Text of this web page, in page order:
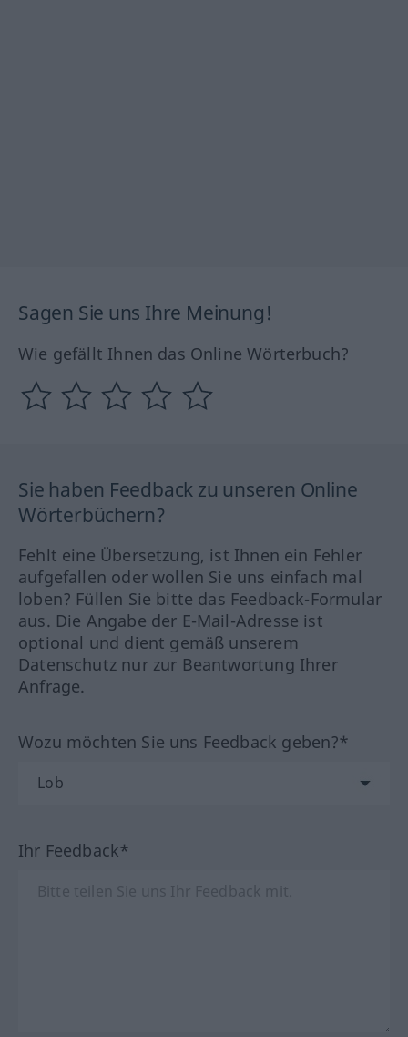
Sagen Sie uns Ihre Meinung!
Wie gefällt Ihnen das Online Wörterbuch?
Sie haben Feedback zu unseren Online
Wörterbüchern?
Fehlt eine Übersetzung, ist Ihnen ein Fehler
aufgefallen oder wollen Sie uns einfach mal
loben? Füllen Sie bitte das Feedback-Formular
aus. Die Angabe der E-Mail-Adresse ist
optional und dient gemäß unserem
Datenschutz nur zur Beantwortung Ihrer
Anfrage.
Wozu möchten Sie uns Feedback geben?*
Ihr Feedback*